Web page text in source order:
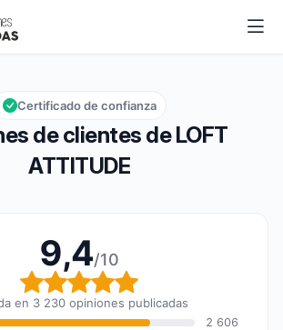
9,4 de 10
de clientes de LOFT
ATTITUDE
Certificado de confianza
9,4/10
Calificación global: 9,4
en 3 230 opiniones publicadas
2 606